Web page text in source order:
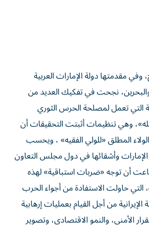
مقدمتها دولة الإمارات العربية
نجحت في تفكيك العديد من
التي تعمل لمصلحة الحرس الثوري
وهي تنظيمات أثبتت التحقيقات أن
المطلق «للولي الفقيه» ، ويحسب
الإمارات وأشقائها في دول مجلس التعاون
أن توجه «ضربات استباقية» لهذه
التي حاولت الاستفادة من أجواء الحرب
الإيرانية من أجل القيام بعمليات إرهابية
الأمني، والنمو الاقتصادي، وتصوير